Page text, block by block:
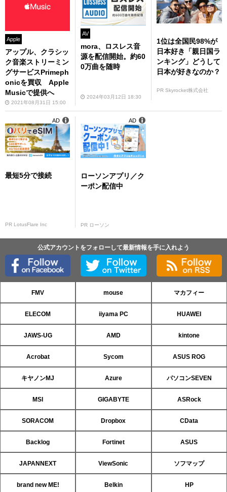
Apple
アップル、クラシッ
ク音楽ストリーミン
グサービスPrimeph
onicを買収 Apple
Musicで提供へ
2021年08月31日 15:00
AV
mora、ロスレス音
源を配信開始。約60
0万曲を随時
2024年03月12日 18:30
1位は全国民98%が
日本好き「親日国ラ
ンキング」どうして
日本が好きなのか？
PR Skyrocket株式会社
最短5分で接続
PR LotusFlare Inc
AD
ローソンアプリ／ク
ーポン配信中
PR ローソン
AD
公式アカウントをフォローして最新情報を手に入れよう
FMV mouse マカフィー
ELECOM iiyama PC HUAWEI
JAWS-UG AMD kintone
Acrobat Sycom ASUS ROG
キヤノンMJ Azure パソコンSEVEN
MSI GIGABYTE ASRock
SORACOM Dropbox CData
Backlog Fortinet ASUS
JAPANNEXT ViewSonic ソフマップ
brand new ME! Belkin HP